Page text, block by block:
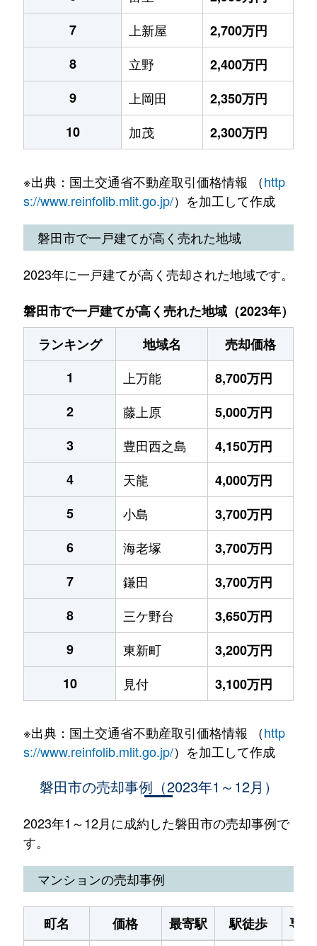
7
上新屋
2,700万円
8
立野
2,400万円
9
上岡田
2,350万円
10
加茂 2,300万円
※出典：国土交通省不動産取引価格情報 （http
s://www.reinfolib.mlit.go.jp/）を加工して作成
磐田市で一戸建てが高く売れた地域
2023年に一戸建てが高く売却された地域です。
磐田市で一戸建てが高く売れた地域（2023年）
ランキング
地域名
売却価格
1
上万能
8,700万円
2
藤上原
5,000万円
3
豊田西之島
4,150万円
4
天龍
4,000万円
5
小島
3,700万円
6
海老塚
3,700万円
7
鎌田
3,700万円
8
三ケ野台
3,650万円
9
東新町
3,200万円
10
見付 3,100万円
※出典：国土交通省不動産取引価格情報 （http
s://www.reinfolib.mlit.go.jp/）を加工して作成
磐田市の売却事例（2023年1～12月）
2023年1～12月に成約した磐田市の売却事例で
す。
マンションの売却事例
町名 価格 最寄駅 駅徒歩 専